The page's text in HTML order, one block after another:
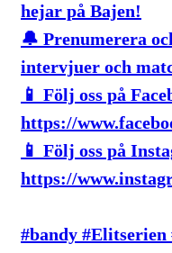
hejar på Bajen!
🔔 Prenumerera
intervjuer och
📱 Följ oss på
https://
📱 Följ oss på
https://
#bandy